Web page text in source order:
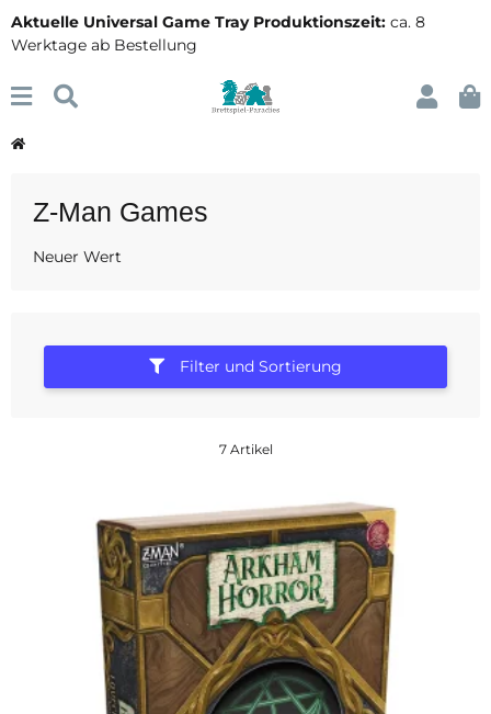
Aktuelle Universal Game Tray Produktionszeit: ca. 8
Werktage ab Bestellung
Z-Man Games
Neuer Wert
Filter und Sortierung
7 Artikel